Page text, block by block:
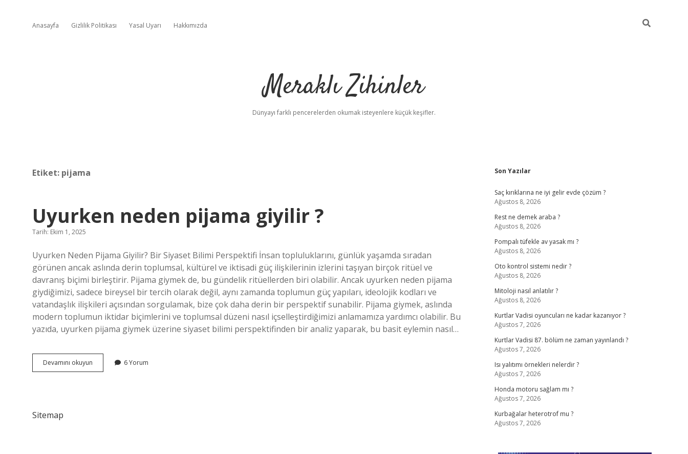
Anasayfa Gizlilik Politikası Yasal Uyarı Hakkımızda
Meraklı Zihinler
Dünyayı farklı pencerelerden okumak isteyenlere küçük keşifler.
Etiket: pijama
Uyurken neden pijama giyilir ?
Tarih: Ekim 1, 2025
Uyurken Neden Pijama Giyilir? Bir Siyaset Bilimi Perspektifi İnsan topluluklarını, günlük yaşamda sıradan
görünen ancak aslında derin toplumsal, kültürel ve iktisadi güç ilişkilerinin izlerini taşıyan birçok ritüel ve
davranış biçimi birleştirir. Pijama giymek de, bu gündelik ritüellerden biri olabilir. Ancak uyurken neden pijama
giydiğimizi, sadece bireysel bir tercih olarak değil, aynı zamanda toplumun güç yapıları, ideolojik kodları ve
vatandaşlık ilişkileri açısından sorgulamak, bize çok daha derin bir perspektif sunabilir. Pijama giymek, aslında
modern toplumun iktidar biçimlerini ve toplumsal düzeni nasıl içselleştirdiğimizi anlamamıza yardımcı olabilir. Bu
yazıda, uyurken pijama giymek üzerine siyaset bilimi perspektifinden bir analiz yaparak, bu basit eylemin nasıl…
Devamını okuyun Uyurken
neden
6 Yorum
Sitemap
Sidebar
Son Yazılar
Saç kırıklarına ne iyi gelir evde çözüm ?
Ağustos 8, 2026
Rest ne demek araba ?
Ağustos 8, 2026
Pompalı tüfekle av yasak mı ?
Ağustos 8, 2026
Oto kontrol sistemi nedir ?
Ağustos 8, 2026
Mitoloji nasıl anlatılır ?
Ağustos 8, 2026
Kurtlar Vadisi oyuncuları ne kadar kazanıyor ?
Ağustos 7, 2026
Kurtlar Vadisi 87. bölüm ne zaman yayınlandı ?
Ağustos 7, 2026
Isı yalıtımı örnekleri nelerdir ?
Ağustos 7, 2026
Honda motoru sağlam mı ?
Ağustos 7, 2026
Kurbağalar heterotrof mu ?
Ağustos 7, 2026